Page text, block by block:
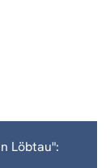
Löbtau":